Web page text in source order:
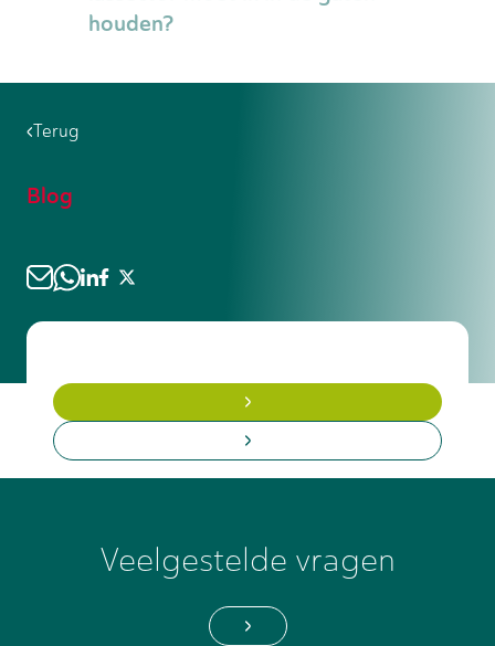
Wees voorzichtig met beloftes over
snelle promoties zonder concrete
houden?
Automatisering en robotlassen
hernieuwbare energie projecten en
milieuvriendelijke lastechnieken.
Terug
Blog
Veelgestelde vragen